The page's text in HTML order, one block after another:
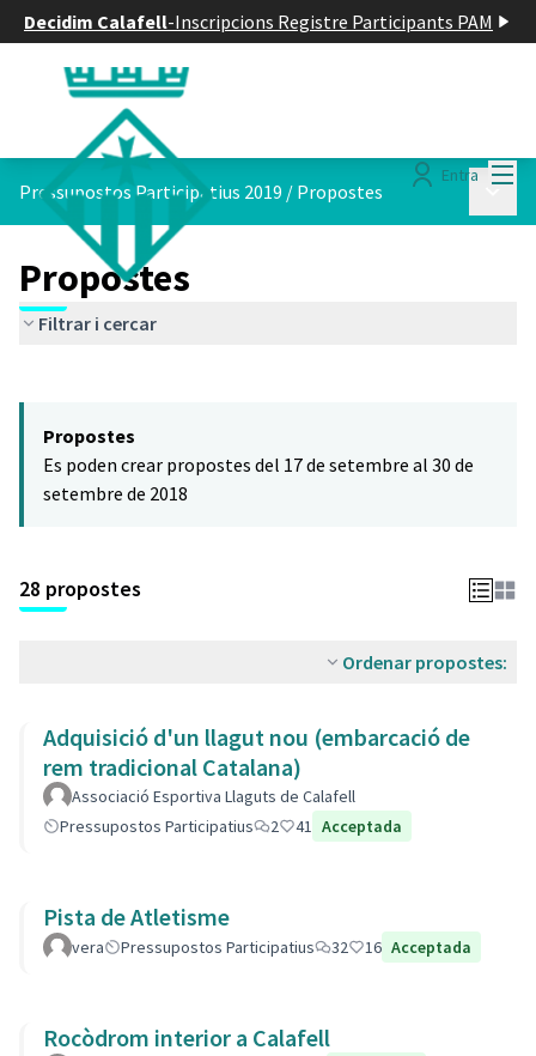
Decidim Calafell-Inscripcions Registre Participants PAM
Entra
Pressupostos Participatius 2019 / Propostes
Propostes
Filtrar i cercar
−
Propostes
Es poden crear propostes del 17 de setembre al 30 de
setembre de 2018
28 propostes
Ordenar propostes:
Adquisició d'un llagut nou (embarcació de
rem tradicional Catalana)
Associació Esportiva Llaguts de Calafell
Pressupostos Participatius
2 41 Acceptada
Pista de Atletisme
vera Pressupostos Participatius 32 16 Acceptada
Rocòdrom interior a Calafell